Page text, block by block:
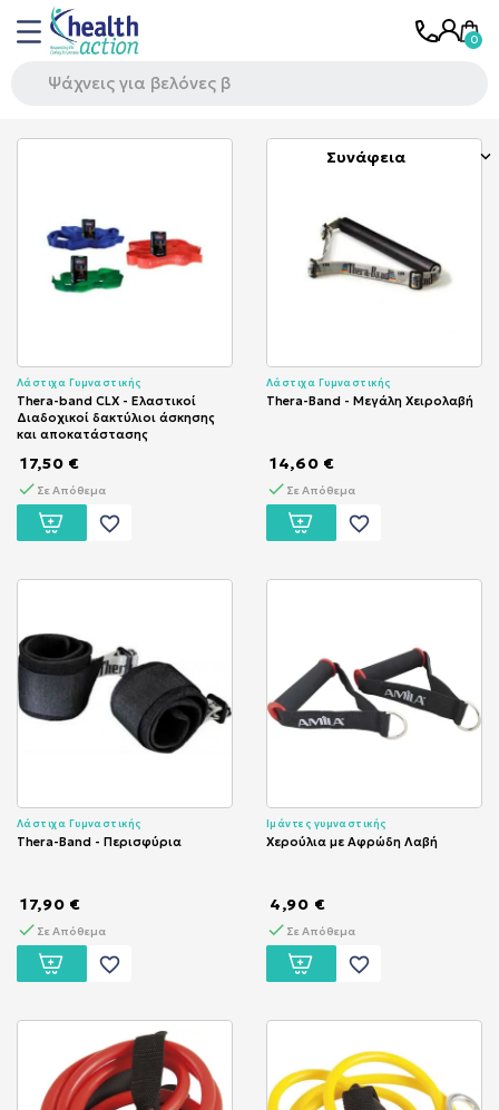
Συνάφεια 
Λάστιχα Γυμναστικής
Thera-band CLX - Ελαστικοί
Διαδοχικοί δακτύλιοι άσκησης
και αποκατάστασης
17,50 €
Σε Απόθεμα
favorite_border
Λάστιχα Γυμναστικής
Thera-Band - Μεγάλη Χειρολαβή
14,60 €
Σε Απόθεμα
favorite_border
Λάστιχα Γυμναστικής
Thera-Band - Περισφύρια
17,90 €
Σε Απόθεμα
favorite_border
Ιμάντες γυμναστικής
Χερούλια με Αφρώδη Λαβή
4,90 €
Σε Απόθεμα
favorite_border